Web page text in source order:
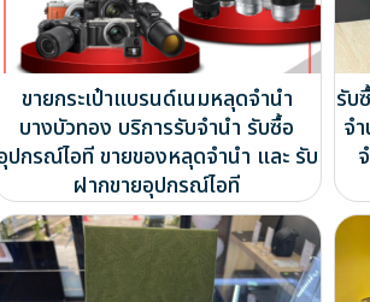
ขายกระเป๋าแบรนด์เนมหลุดจำนำ
บางบัวทอง บริการรับจำนำ รับซื้อ
ปกรณ์ไอที ขายของหลุดจำนำ และ รับ
ฝากขายอุปกรณ์ไอที
รับ
จ